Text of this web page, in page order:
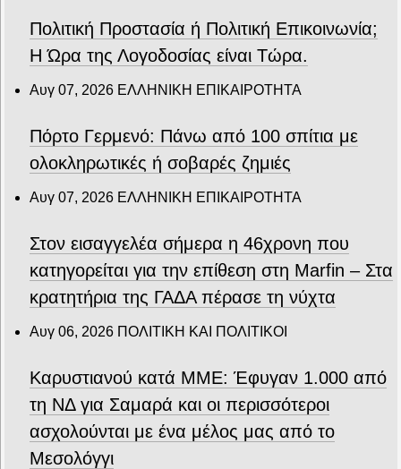
Πολιτική Προστασία ή Πολιτική Επικοινωνία;
Η Ώρα της Λογοδοσίας είναι Τώρα.
Αυγ 07, 2026 ΕΛΛΗΝΙΚΗ ΕΠΙΚΑΙΡΟΤΗΤΑ
Πόρτο Γερμενό: Πάνω από 100 σπίτια με
ολοκληρωτικές ή σοβαρές ζημιές
Αυγ 07, 2026 ΕΛΛΗΝΙΚΗ ΕΠΙΚΑΙΡΟΤΗΤΑ
Στον εισαγγελέα σήμερα η 46χρονη που
κατηγορείται για την επίθεση στη Marfin – Στα
κρατητήρια της ΓΑΔΑ πέρασε τη νύχτα
Αυγ 06, 2026 ΠΟΛΙΤΙΚΗ ΚΑΙ ΠΟΛΙΤΙΚΟΙ
Καρυστιανού κατά ΜΜΕ: Έφυγαν 1.000 από
τη ΝΔ για Σαμαρά και οι περισσότεροι
ασχολούνται με ένα μέλος μας από το
Μεσολόγγι